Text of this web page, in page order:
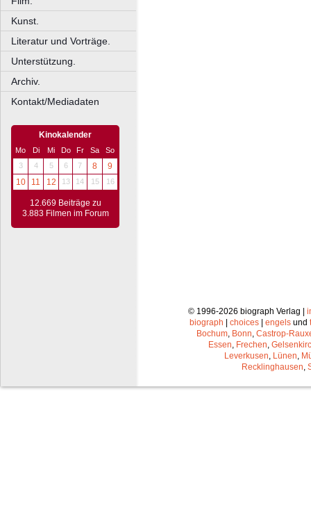
Kunst.
Literatur und Vorträge.
Unterstützung.
Archiv.
Kontakt/Mediadaten
Kinokalender
Mo Di Mi Do Fr Sa
So
3
4 5 6 7 8
9
10
11 12 13 14 15 16
12.669 Beiträge zu
3.883 Filmen im Forum
© 1996-2026 biograph Verlag |
biograph
choices engels und
Bochum, Bonn, Castrop-
Essen, Frechen,
Leverkusen, Lünen,
Recklinghausen,